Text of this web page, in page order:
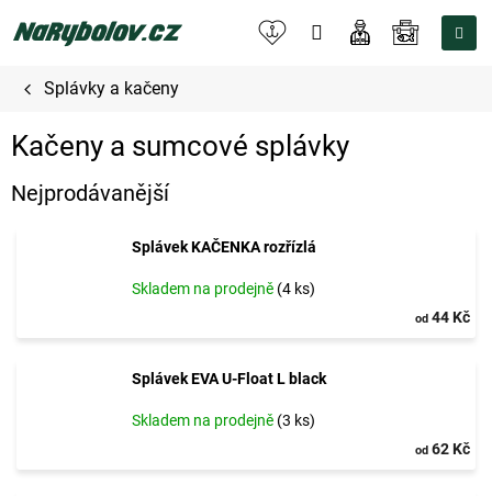
na
NÁKUPNÍ
Splávky a kačeny
Kačeny a sumcové splávky
Nejprodávanější
Splávek KAČENKA rozřízlá
Skladem na prodejně (4 ks)
od 44 Kč
Splávek EVA U-Float L black
Skladem na prodejně (3 ks)
od 62 Kč